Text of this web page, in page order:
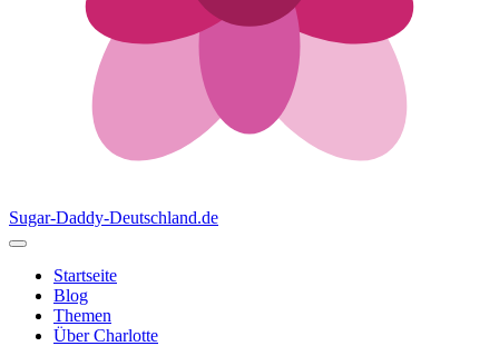
Sugar-Daddy-Deutschland.de
Startseite
Blog
Themen
Über Charlotte